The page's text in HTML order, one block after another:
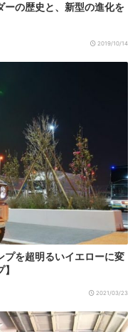
の歴史と、新型の進化を
2019/10/14
プを超明るいイエローに変
2021/03/23